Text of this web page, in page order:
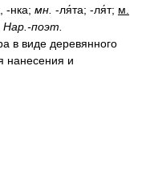
-нка; мн. -ля́та; -ля́т; м.
Нар.-поэт.
в виде деревянного
нанесения и